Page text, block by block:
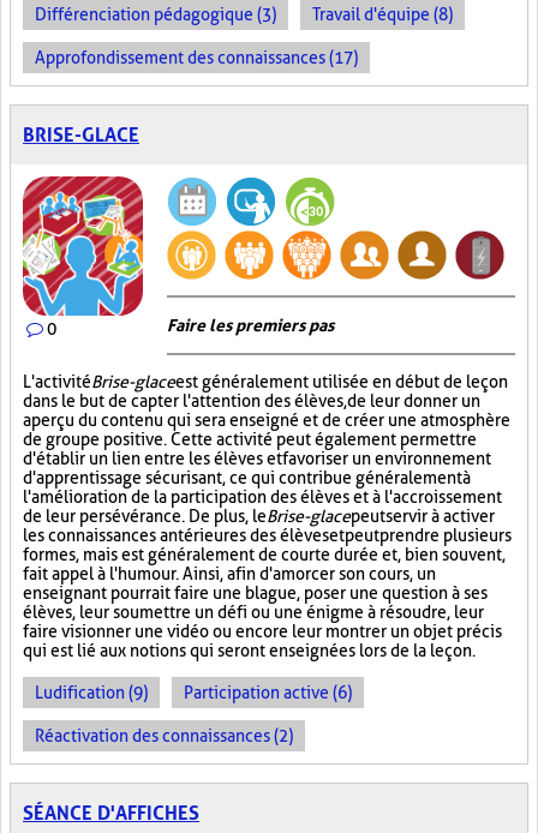
Différenciation pédagogique (3) Travail d'équipe (8)
Approfondissement des connaissances (17)
BRISE-GLACE
0 Faire les premiers pas
L'activitéBrise-glaceest généralement utilisée en début de leçon
dans le but de capter l'attention des élèves, de leur donner un
aperçu du contenu qui sera enseigné et de créer une atmosphère
de groupe positive. Cette activité peut également permettre
d'établir un lien entre les élèves et favoriser un environnement
d'apprentissage sécurisant, ce qui contribue généralement à
l'amélioration de la participation des élèves et à l'accroissement
de leur persévérance. De plus, leBrise-glacepeut servir à activer
les connaissances antérieures des élèves et peut prendre plusieurs
formes, mais est généralement de courte durée et, bien souvent,
fait appel à l'humour. Ainsi, afin d'amorcer son cours, un
enseignant pourrait faire une blague, poser une question à ses
élèves, leur soumettre un défi ou une énigme à résoudre, leur
faire visionner une vidéo ou encore leur montrer un objet précis
qui est lié aux notions qui seront enseignées lors de la leçon.
Ludification (9) Participation active (6)
Réactivation des connaissances (2)
SÉANCE D'AFFICHES